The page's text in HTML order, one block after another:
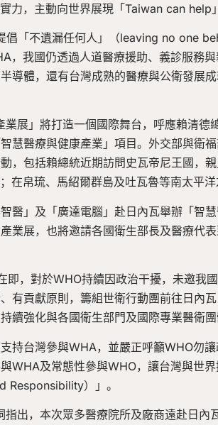
力，主動向世界展現「Taiwan can help
倡「不遺漏任何人」（leaving no one
，我國仍透過人道醫療援助、義診服務
導體，還有台灣成熟的醫療與公衛發展
展」將打造一個國際舞台，呼應賴清德
慧醫療與健康產業」項目。外交部與衛
，包括賴總統近期訪問史瓦帝尼王國，
在帛琉、馬紹爾群島及吐瓦魯等南太平
醫」及「廣達電腦」赴日內瓦舉辦「智
業展，也將邀請各國衛生部長及醫療代
，對於WHO持續因政治干擾，未邀我
有貢獻原則，籌組世衛行動團前往日內
續強化與各國衛生部門及國際專業醫衛團
持台灣參與WHA，並嚴正呼籲WHO勿
WHA及常態性參與WHO，讓台灣與世
Responsibility）」。
出，本次眾多醫療院所及廠商遠赴日